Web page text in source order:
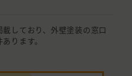
しており、外壁塗装の窓口
ります。